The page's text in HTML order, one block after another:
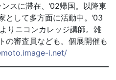
スに滞在、’02帰国。以降東
として多方面に活動中。’03
りニコンカレッジ講師。雑
の審査員なども。個展開催も
i.net/